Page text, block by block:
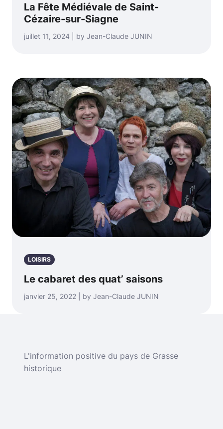
La Fête Médiévale de Saint-
Cézaire-sur-Siagne
juillet 11, 2024 | by Jean-Claude JUNIN
LOISIRS
Le cabaret des quat’ saisons
janvier 25, 2022 | by Jean-Claude JUNIN
L'information positive du pays de Grasse
historique